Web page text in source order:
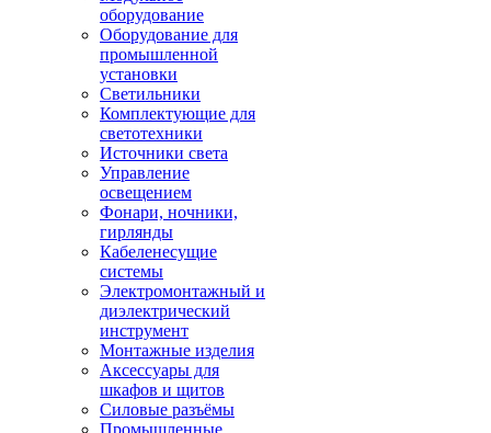
оборудование
Оборудование для
промышленной
установки
Светильники
Комплектующие для
светотехники
Источники света
Управление
освещением
Фонари, ночники,
гирлянды
Кабеленесущие
системы
Электромонтажный и
диэлектрический
инструмент
Монтажные изделия
Аксессуары для
шкафов и щитов
Силовые разъёмы
Промышленные